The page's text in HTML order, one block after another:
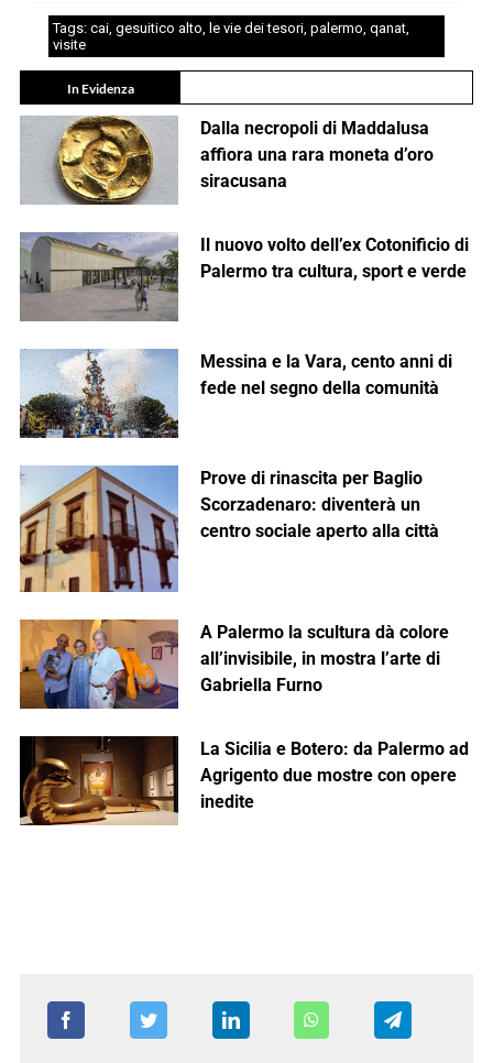
Tags: cai, gesuitico alto, le vie dei tesori, palermo, qanat,
visite
In Evidenza
Dalla necropoli di Maddalusa
affiora una rara moneta d’oro
siracusana
Il nuovo volto dell’ex Cotonificio di
Palermo tra cultura, sport e verde
Messina e la Vara, cento anni di
fede nel segno della comunità
Prove di rinascita per Baglio
Scorzadenaro: diventerà un
centro sociale aperto alla città
A Palermo la scultura dà colore
all’invisibile, in mostra l’arte di
Gabriella Furno
La Sicilia e Botero: da Palermo ad
Agrigento due mostre con opere
inedite